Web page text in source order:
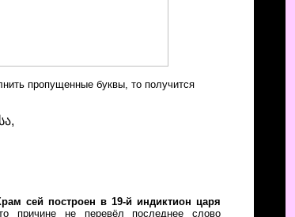
пропущенные буквы, то получится
сей построен в 19-й индиктион царя
причине не перевёл последнее слово